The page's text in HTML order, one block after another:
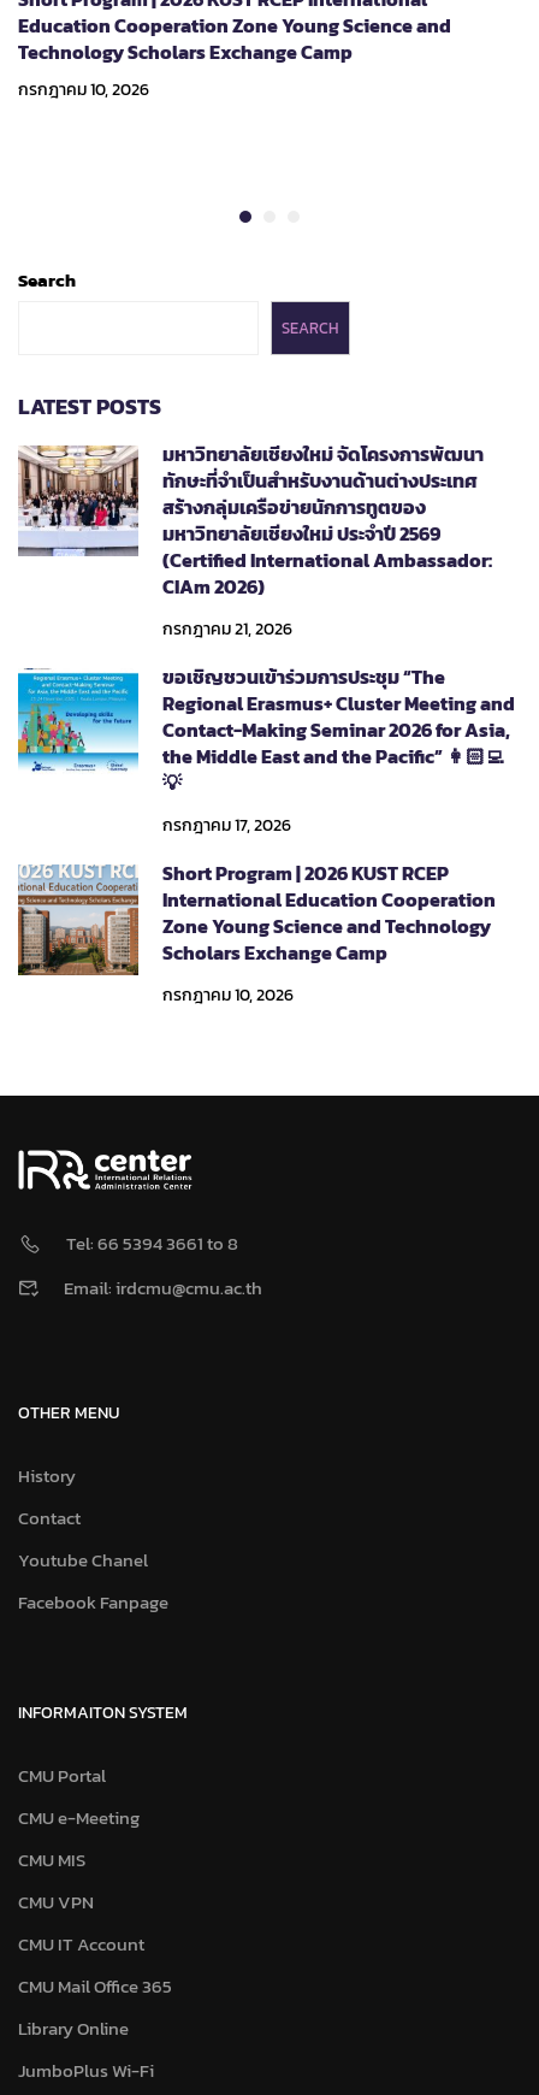
Education Cooperation Zone Young Science and
Technology Scholars Exchange Camp
กรกฎาคม 10, 2026
Search
SEARCH
LATEST POSTS
มหาวิทยาลัยเชียงใหม่ จัดโครงการพัฒนา
ทักษะที่จำเป็นสำหรับงานด้านต่างประเทศ
สร้างกลุ่มเครือข่ายนักการทูตของ
มหาวิทยาลัยเชียงใหม่ ประจำปี 2569
(Certified International Ambassador:
CIAm 2026)
กรกฎาคม 21, 2026
ขอเชิญชวนเข้าร่วมการประชุม “The
Regional Erasmus+ Cluster Meeting and
Contact-Making Seminar 2026 for Asia,
the Middle East and the Pacific” 👩🏻‍💻
💡
กรกฎาคม 17, 2026
Short Program | 2026 KUST RCEP
International Education Cooperation
Zone Young Science and Technology
Scholars Exchange Camp
กรกฎาคม 10, 2026
Tel: 66 5394 3661 to 8
Email: irdcmu@cmu.ac.th
OTHER MENU
History
Contact
Youtube Chanel
Facebook Fanpage
INFORMAITON SYSTEM
CMU Portal
CMU e-Meeting
CMU MIS
CMU VPN
CMU IT Account
CMU Mail Office 365
Library Online
JumboPlus Wi-Fi